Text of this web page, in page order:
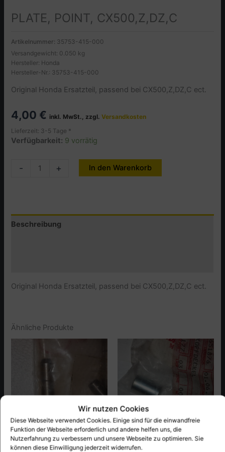
Wir nutzen Cookies
Diese Webseite verwendet Cookies. Einige sind für die einwandfreie
Funktion der Webseite erforderlich und andere helfen uns, die
Nutzerfahrung zu verbessern und unsere Webseite zu optimieren. Sie
können diese Einwilligung jederzeit widerrufen.
PLATE, POINT, CX500,Z,DZ,C
Artikelnummer: 35753-415-000
Versandgewicht: 0.050 kg
Hersteller: Honda
Hersteller-Nr.: 35753-415-000
Original Honda Ersatzteil, passend bei CX500,Z,DZ,C ect.
4,00 € inkl. MwSt., zzgl.Versandkosten
Lieferzeit: 3-5 Tage *
Verfügbarkeit: 9 vorrätig
- + In den Warenkorb
Beschreibung
Original Honda Ersatzteil, passend bei CX500,Z,DZ,C ect.
Ähnliche Produkte
Honda Honda